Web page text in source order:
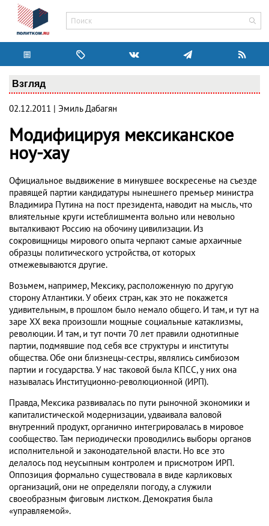
Взгляд
02.12.2011 | Эмиль Дабагян
Модифицируя мексиканское
ноу-хау
Официальное выдвижение в минувшее воскресенье на съезде
правящей партии кандидатуры нынешнего премьер министра
Владимира Путина на пост президента, наводит на мысль, что
влиятельные круги истеблишмента вольно или невольно
выталкивают Россию на обочину цивилизации. Из
сокровищницы мирового опыта черпают самые архаичные
образцы политического устройства, от которых
отмежевываются другие.
Возьмем, например, Мексику, расположенную по другую
сторону Атлантики. У обеих стран, как это не покажется
удивительным, в прошлом было немало общего. И там, и тут на
заре XX века произошли мощные социальные катаклизмы,
революции. И там, и тут почти 70 лет правили однотипные
партии, подмявшие под себя все структуры и институты
общества. Обе они близнецы-сестры, являлись симбиозом
партии и государства. У нас таковой была КПСС, у них она
называлась Институционно-революционной (ИРП).
Правда, Мексика развивалась по пути рыночной экономики и
капиталистической модернизации, удваивала валовой
внутренний продукт, органично интегрировалась в мировое
сообщество. Там периодически проводились выборы органов
исполнительной и законодательной власти. Но все это
делалось под неусыпным контролем и присмотром ИРП.
Оппозиция формально существовала в виде карликовых
организаций, они не определяли погоду, а служили
своеобразным фиговым листком. Демократия была
«управляемой».